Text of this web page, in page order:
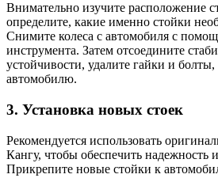
Внимательно изучите расположение
определите, какие именно стойки
Снимите колеса с автомобиля с
инструмента. Затем отсоедините
устойчивости, удалите гайки и
автомобилю.
3. Установка новых стоек
Рекомендуется использовать
Кангу, чтобы обеспечить надежность
Прикрепите новые стойки к